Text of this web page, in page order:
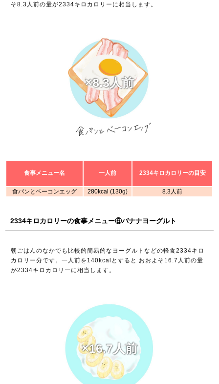
そ8.3人前の量が2334キロカロリーに相当します。
×8.3人前
食事メニュー名 一人前 2334キロカロリーの目安
食パンとベーコンエッグ 280kcal (130g) 8.3人前
2334キロカロリーの食事メニュー⑥バナナヨーグルト
朝ごはんのなかでも比較的簡易的なヨーグルトなどの軽食2334キロ
カロリー分です。一人前を140kcalとすると おおよそ16.7人前の量
が2334キロカロリーに相当します。
×16.7人前